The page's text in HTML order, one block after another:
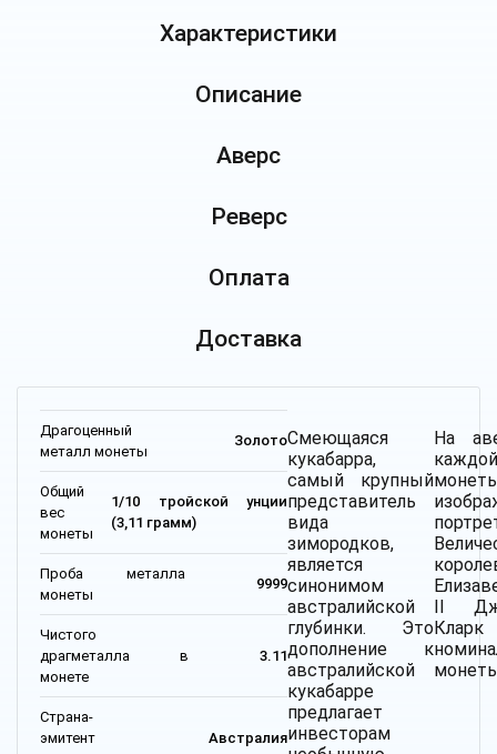
Характеристики
Описание
Аверс
Реверс
Оплата
Доставка
Драгоценный
металл монеты
Золото
Общий
вес
монеты
1/10 тройской унции
(3,11 грамм)
Проба металла
монеты
9999
Чистого
драгметалла в
монете
3.11
Страна-
эмитент
Австралия
Смеющаяся
кукабарра,
самый крупный
представитель
вида
зимородков,
является
синонимом
австралийской
глубинки. Это
дополнение к
австралийской
кукабарре
предлагает
инвесторам
На
каждой
II